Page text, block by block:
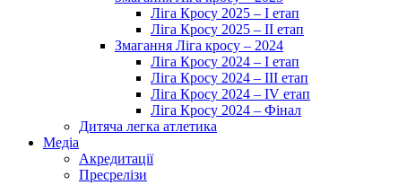
Ліга Кросу 2025 – I етап
Ліга Кросу 2025 – II етап
Змагання Ліга кросу – 2024
Ліга Кросу 2024 – I етап
Ліга Кросу 2024 – III етап
Ліга Кросу 2024 – IV етап
Ліга Кросу 2024 – Фінал
Дитяча легка атлетика
Медіа
Акредитації
Пресрелізи